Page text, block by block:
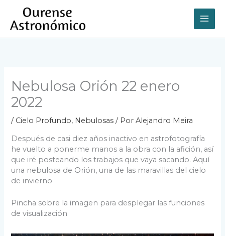
contenido
Nebulosa Orión 22 enero
2022
/ Cielo Profundo, Nebulosas / PorAlejandro Meira
Después de casi diez años inactivo en astrofotografía
he vuelto a ponerme manos a la obra con la afición, así
que iré posteando los trabajos que vaya sacando. Aquí
una nebulosa de Orión, una de las maravillas del cielo
de invierno
Pincha sobre la imagen para desplegar las funciones
de visualización